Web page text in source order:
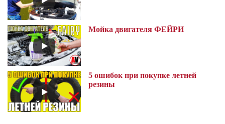
Мойка двигателя ФЕЙРИ
5 ошибок при покупке летней
резины